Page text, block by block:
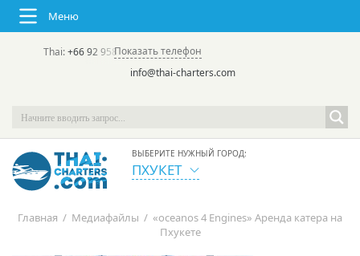
Меню
Thai:+66 92 958 8644(rus/eng) | в России:
Показать телефон
info@thai-charters.com
ВЫБЕРИТЕ НУЖНЫЙ ГОРОД:
ПХУКЕТ
Главная / Медиафайлы / «oceanos 4 Engines» Аренда катера на
Пхукете